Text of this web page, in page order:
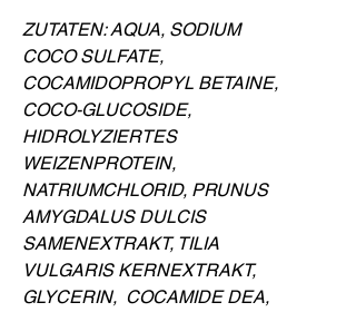
ZUTATEN: AQUA, SODIUM
COCO SULFATE,
COCAMIDOPROPYL BETAINE,
COCO-GLUCOSIDE,
HIDROLYZIERTES
WEIZENPROTEIN,
NATRIUMCHLORID, PRUNUS
AMYGDALUS DULCIS
SAMENEXTRAKT, TILIA
VULGARIS KERNEXTRAKT,
GLYCERIN, COCAMIDE DEA,